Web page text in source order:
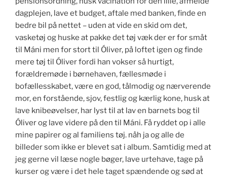
dagplejen, lave et budget, aftale med banken, finde en
bedre bil på nettet – uden at vide en skid om det,
vasketøj og huske at pakke det tøj væk der er for småt
til Máni men for stort til Óliver, på loftet igen og finde
mere tøj til Óliver fordi han vokser så hurtigt,
forældremøde i børnehaven, fællesmøde i
bofællesskabet, være en god, tålmodig og nærverende
mor, en forstående, sjov, festlig og kærlig kone, husk at
lave knibeøvelser, har lyst til at lav en barnets bog til
Óliver og lave videre på den til Máni. Få ryddet op i alle
mine papirer og al familiens tøj. nåh ja og alle de
billeder som ikke er blevet sat i album. Samtidig med at
jeg gerne vil læse nogle bøger, lave urtehave, tage på
kurser og være i det hele taget spændende og sød at